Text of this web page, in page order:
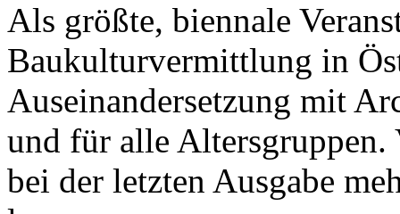
Als größte, biennale
Baukulturvermittlung in
Auseinandersetzung mit
und für alle Altersgruppen.
bei der letzten Ausgabe